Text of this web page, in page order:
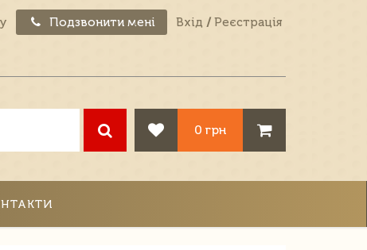
Подзвонити мені Вхід / Реєстрація
0 грн